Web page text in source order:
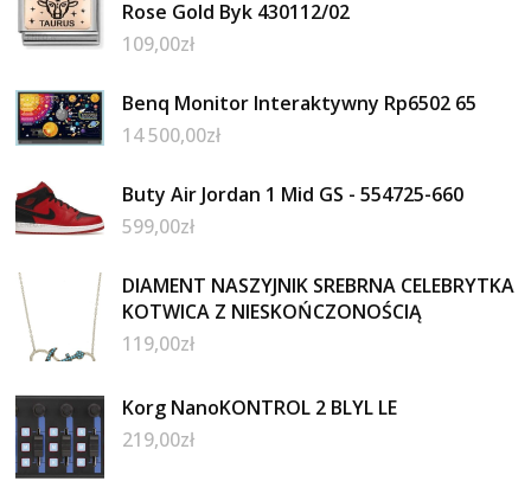
Rose Gold Byk 430112/02
109,00zł
Benq Monitor Interaktywny Rp6502 65
14 500,00zł
Buty Air Jordan 1 Mid GS - 554725-660
599,00zł
DIAMENT NASZYJNIK SREBRNA CELEBRYTKA
KOTWICA Z NIESKOŃCZONOŚCIĄ
119,00zł
Korg NanoKONTROL 2 BLYL LE
219,00zł